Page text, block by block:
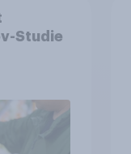
Studie